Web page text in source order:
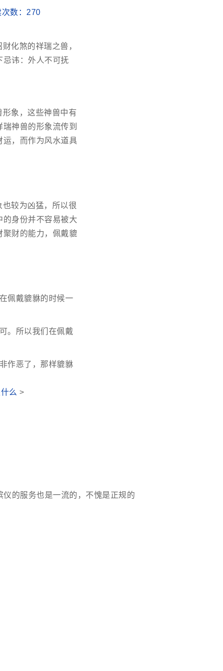
数： 270
化煞的祥瑞之兽，
忌讳：外人不可抚
象，这些神兽中有
神兽的形象流传到
运，而作为风水道具
较为凶猛，所以很
身份并不容易被大
财的能力，佩戴貔
佩戴貔貅的时候一
。所以我们在佩戴
作恶了，那样貔貅
么 >
的服务也是一流的，不愧是正规的